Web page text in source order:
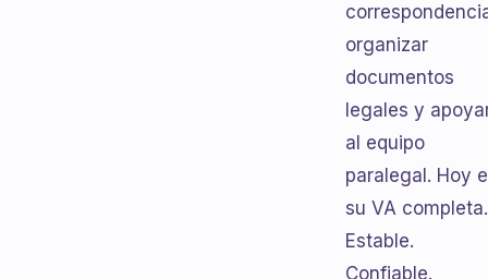
organizar
documentos
legales y
al equipo
paralegal. Hoy
su VA completa.
Estable.
Confiable.